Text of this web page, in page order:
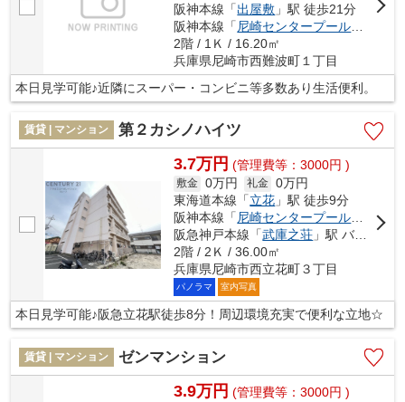
阪神本線「出屋敷 」駅 徒歩21分
阪神本線「尼崎センタープール前
2階 / 1Ｋ / 16.20㎡
兵庫県尼崎市西難波町１丁目
本日見学可能♪近隣にスーパー・コンビニ等多数あり生活便利。
賃貸 | マンション 第２カシノハイツ
3.7万円 (管理費等：3000円 )
敷金 0万円 礼金 0万円
東海道本線「立花 」駅 徒歩9分
阪神本線「尼崎センタープール前
」駅
阪急神戸本線「武庫之荘 」駅 バス12分 「浜浦町」 停歩3分
2階 / 2Ｋ / 36.00㎡
兵庫県尼崎市西立花町３丁目
パノラマ 室内写真
本日見学可能♪阪急立花駅徒歩8分！周辺環境充実で便利な立地☆
賃貸 | マンション ゼンマンション
3.9万円 (管理費等：3000円 )